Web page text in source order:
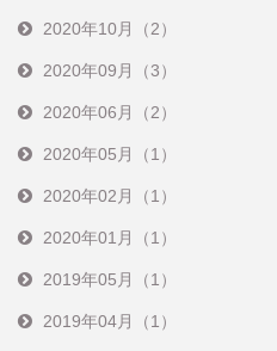
2020年10月（2）
2020年09月（3）
2020年06月（2）
2020年05月（1）
2020年02月（1）
2020年01月（1）
2019年05月（1）
2019年04月（1）